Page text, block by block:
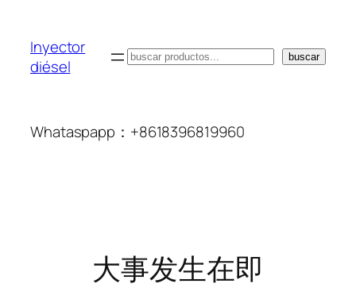
Inyector
diésel
搜
buscar
Whataspapp：+8618396819960
大事发生在即